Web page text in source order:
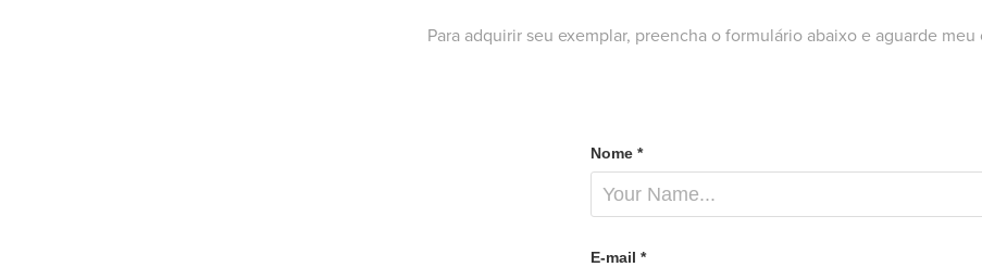
Para adquirir seu exemplar, preencha o formulário abaixo e aguarde
Nome *
E-mail *